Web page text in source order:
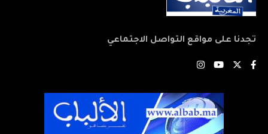
تجدنا على مواقع التواصل الاجتماعي